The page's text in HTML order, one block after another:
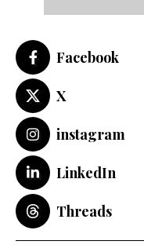
Facebook
X
instagram
LinkedIn
Threads